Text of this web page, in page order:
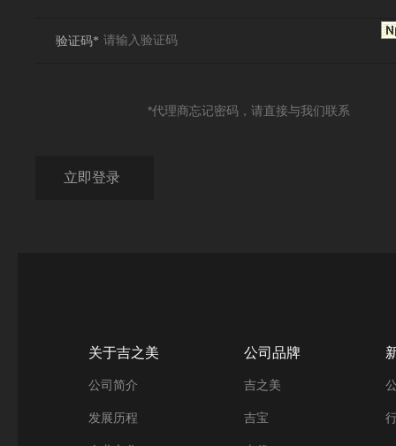
验证码*
*代理商忘记密码，请直接与我们联系
关于吉之美
公司简介
发展历程
公司品牌
吉之美
吉宝